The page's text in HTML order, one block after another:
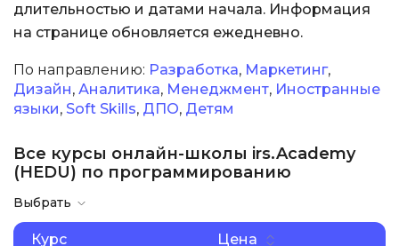
длительностью и датами начала. Информация
на странице обновляется ежедневно.
По направлению: Разработка, Маркетинг,
Дизайн, Аналитика, Менеджмент, Иностранные
языки, Soft Skills, ДПО, Детям
Все курсы онлайн-школы irs.Academy
(HEDU) по программированию
Выбрать
Курс Цена
Маркетинг
Дизайн
Аналитика
Менеджмент